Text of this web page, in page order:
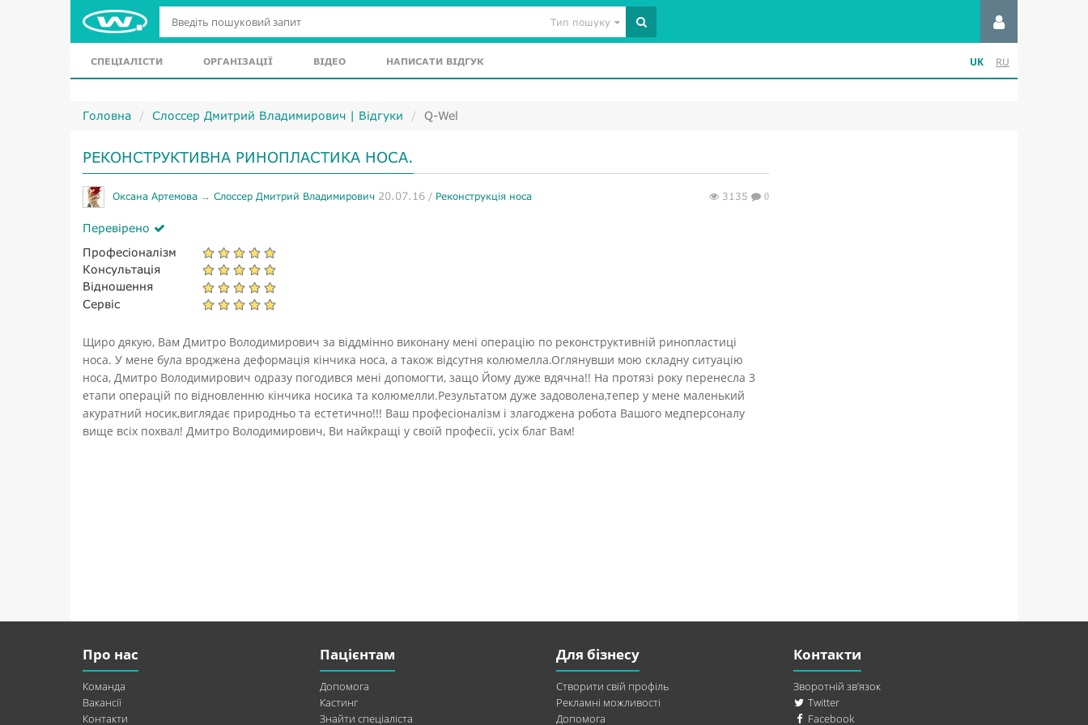
Тип пошуку
СПЕЦІАЛІСТИ ОРГАНІЗАЦІЇ ВІДЕО НАПИСАТИ ВІДГУК UK RU
Головна Слоссер Дмитрий Владимирович | Відгуки Q-Wel
РЕКОНСТРУКТИВНА РИНОПЛАСТИКА НОСА.
Оксана Артемова → Слоссер Дмитрий Владимирович 20.07.16 / Реконструкція носа 3135 0
Перевірено
Професіоналізм
Консультація
Відношення
Сервіс
Щиро дякую, Вам Дмитро Володимирович за віддмінно виконану мені операцію по реконструктивній ринопластиці
носа. У мене була вроджена деформація кінчика носа, а також відсутня колюмелла.Оглянувши мою складну ситуацію
носа, Дмитро Володимирович одразу погодився мені допомогти, защо Йому дуже вдячна!! На протязі року перенесла 3
етапи операцій по відновленню кінчика носика та колюмелли.Результатом дуже задоволена,тепер у мене маленький
акуратний носик,виглядає природньо та естетично!!! Ваш професіоналізм і злагоджена робота Вашого медперсоналу
вище всіх похвал! Дмитро Володимирович, Ви найкращі у своїй професії, усіх благ Вам!
Про нас
Команда
Вакансії
Контакти
Пацієнтам
Допомога
Кастинг
Знайти спеціаліста
Для бізнесу
Створити свій профіль
Рекламні можливості
Допомога
Контакти
Зворотній зв’язок
Twitter
Facebook